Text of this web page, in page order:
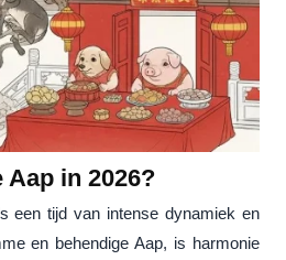
in 2026?
een tijd van intense dynamiek en
en behendige Aap, is harmonie